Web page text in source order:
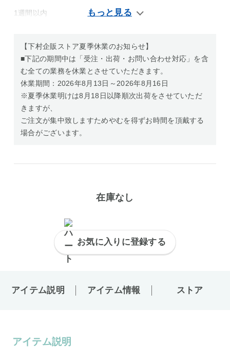
1週間以内
【下村企販ストア夏季休業のお知らせ】
■下記の期間中は「受注・出荷・お問い合わせ対応」を含
む全ての業務を休業とさせていただきます。
休業期間：2026年8月13日～2026年8月16日
※夏季休業明けは8月18日以降順次出荷をさせていただ
きますが、
ご注文が集中致しますためやむを得ずお時間を頂戴する
場合がございます。
在庫なし
お気に入りに登録する
アイテム説明 アイテム情報 ストア
アイテム説明